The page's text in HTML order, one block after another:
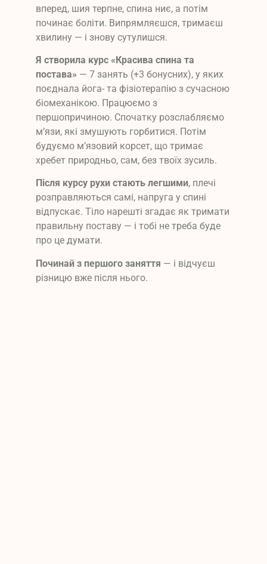
вперед, шия терпне, спина ниє, а потім
починає боліти. Випрямляєшся, тримаєш
хвилину — і знову сутулишся.
Я створила курс «Красива спина та
постава» — 7 занять (+3 бонусних), у яких
поєднала йога- та фізіотерапію з сучасною
біомеханікою. Працюємо з
першопричиною. Спочатку розслабляємо
м’язи, які змушують горбитися. Потім
будуємо м’язовий корсет, що тримає
хребет природньо, сам, без твоїх зусиль.
Після курсу рухи стають легшими, плечі
розправляються самі, напруга у спині
відпускає. Тіло нарешті згадає як тримати
правильну поставу — і тобі не треба буде
про це думати.
Починай з першого заняття — і відчуєш
різницю вже після нього.